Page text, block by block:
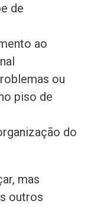
de
ao
ou
piso de
do
mas
outros